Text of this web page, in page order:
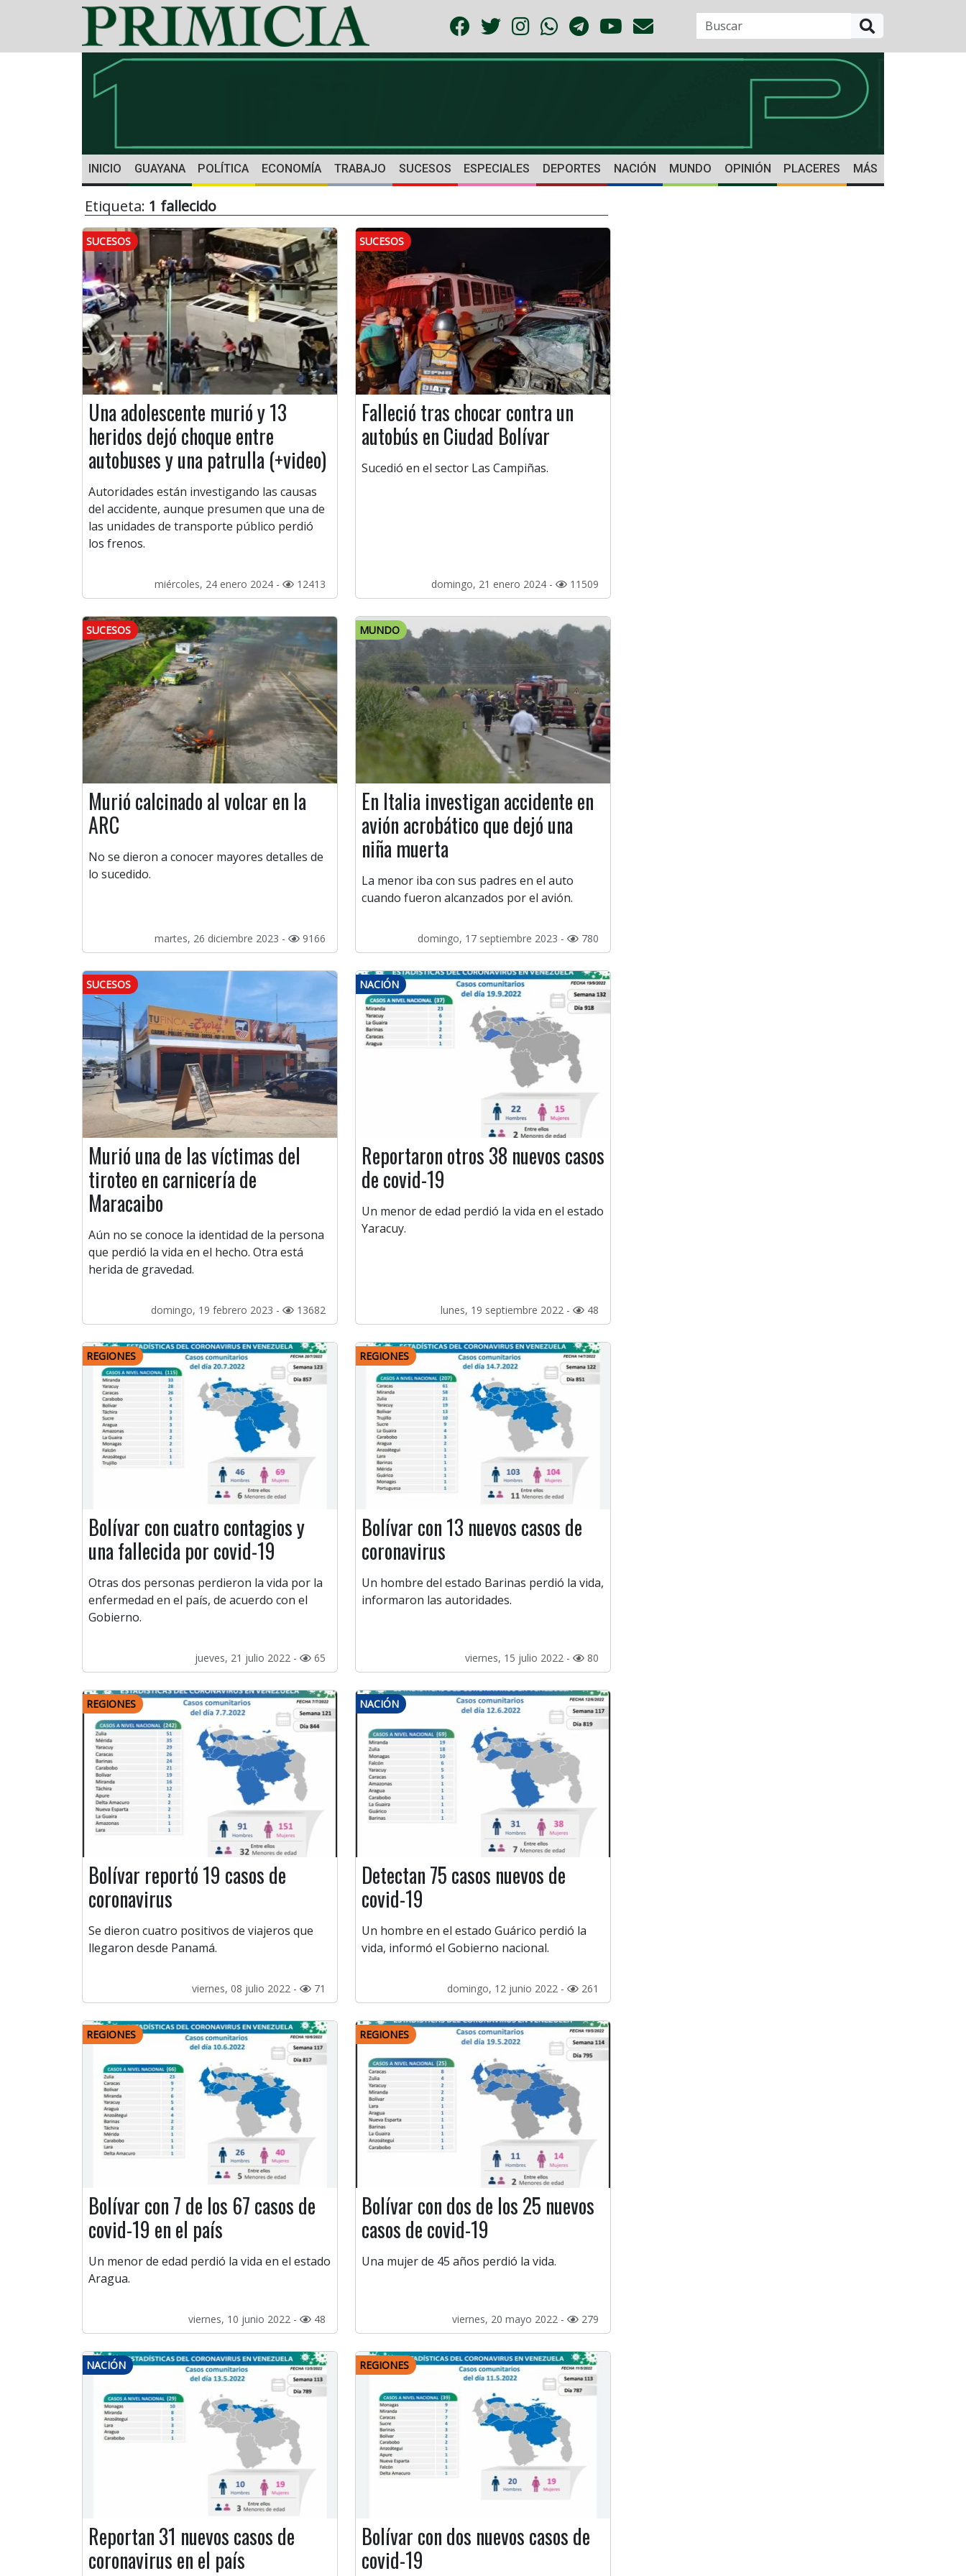
INICIO GUAYANA POLÍTICA ECONOMÍA TRABAJO SUCESOS ESPECIALES DEPORTES NACIÓN MUNDO OPINIÓN PLACERES MÁS
Etiqueta: 1 fallecido
SUCESOS
Una adolescente murió y 13
heridos dejó choque entre
autobuses y una patrulla (+video)
Autoridades están investigando las causas
del accidente, aunque presumen que una de
las unidades de transporte público perdió
los frenos.
miércoles, 24 enero 2024 - 12413
SUCESOS
Falleció tras chocar contra un
autobús en Ciudad Bolívar
Sucedió en el sector Las Campiñas.
domingo, 21 enero 2024 - 11509
SUCESOS
Murió calcinado al volcar en la
ARC
No se dieron a conocer mayores detalles de
lo sucedido.
martes, 26 diciembre 2023 - 9166
MUNDO
En Italia investigan accidente en
avión acrobático que dejó una
niña muerta
La menor iba con sus padres en el auto
cuando fueron alcanzados por el avión.
domingo, 17 septiembre 2023 - 780
SUCESOS
Murió una de las víctimas del
tiroteo en carnicería de
Maracaibo
Aún no se conoce la identidad de la persona
que perdió la vida en el hecho. Otra está
herida de gravedad.
domingo, 19 febrero 2023 - 13682
NACIÓN
Reportaron otros 38 nuevos casos
de covid-19
Un menor de edad perdió la vida en el estado
Yaracuy.
lunes, 19 septiembre 2022 - 48
REGIONES
Bolívar con cuatro contagios y
una fallecida por covid-19
Otras dos personas perdieron la vida por la
enfermedad en el país, de acuerdo con el
Gobierno.
jueves, 21 julio 2022 - 65
REGIONES
Bolívar con 13 nuevos casos de
coronavirus
Un hombre del estado Barinas perdió la vida,
informaron las autoridades.
viernes, 15 julio 2022 - 80
REGIONES
Bolívar reportó 19 casos de
coronavirus
Se dieron cuatro positivos de viajeros que
llegaron desde Panamá.
viernes, 08 julio 2022 - 71
NACIÓN
Detectan 75 casos nuevos de
covid-19
Un hombre en el estado Guárico perdió la
vida, informó el Gobierno nacional.
domingo, 12 junio 2022 - 261
REGIONES
Bolívar con 7 de los 67 casos de
covid-19 en el país
Un menor de edad perdió la vida en el estado
Aragua.
viernes, 10 junio 2022 - 48
REGIONES
Bolívar con dos de los 25 nuevos
casos de covid-19
Una mujer de 45 años perdió la vida.
viernes, 20 mayo 2022 - 279
NACIÓN
Reportan 31 nuevos casos de
coronavirus en el país
REGIONES
Bolívar con dos nuevos casos de
covid-19